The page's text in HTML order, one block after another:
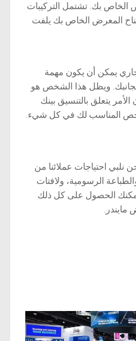
الخاص بك. تشتمل التركيبات
المعرض الخاص بك يلفت
يمكن أن يكون مهمة
ويظل هذا الشخص هو
يتعلق بالتنسيق بينك
المناسب لك في كل شيء.
نلبي احتياجات عملائنا من
الرسومية، ولافتات
يمكنك الحصول على كل ذلك
مايندر.